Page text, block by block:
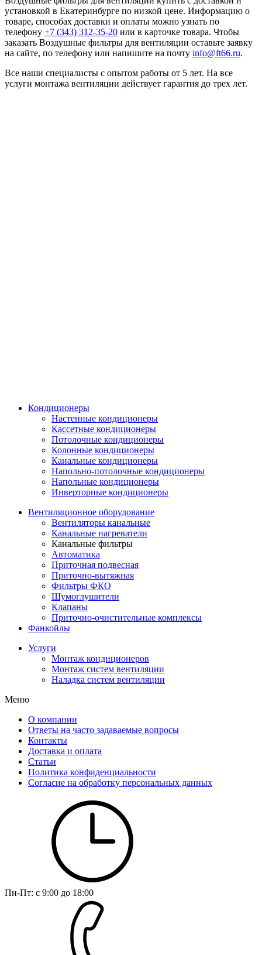
установкой в Екатеринбурге по низкой цене. Информацию о
товаре, способах доставки и оплаты можно узнать по
телефону +7 (343) 312-35-20 или в карточке товара. Чтобы
заказать Воздушные фильтры для вентиляции оставьте заявку
на сайте, по телефону или напишите на почту info@ft66.ru.
Все наши специалисты с опытом работы от 5 лет. На все
услуги монтажа вентиляции действует гарантия до трех лет.
Кондиционеры
Настенные кондиционеры
Кассетные кондиционеры
Потолочные кондиционеры
Колонные кондиционеры
Канальные кондиционеры
Напольно-потолочные кондиционеры
Напольные кондиционеры
Инверторные кондиционеры
Вентиляционное оборудование
Вентиляторы канальные
Канальные нагреватели
Канальные фильтры
Автоматика
Приточная подвесная
Приточно-вытяжная
Фильтры ФКО
Шумоглушители
Клапаны
Приточно-очистительные комплексы
Фанкойлы
Услуги
Монтаж кондиционеров
Монтаж систем вентиляции
Наладка систем вентиляции
Меню
О компании
Ответы на часто задаваемые вопросы
Контакты
Доставка и оплата
Статьи
Политика конфиденциальности
Согласие на обработку персональных данных
Пн-Пт: с 9:00 до 18:00